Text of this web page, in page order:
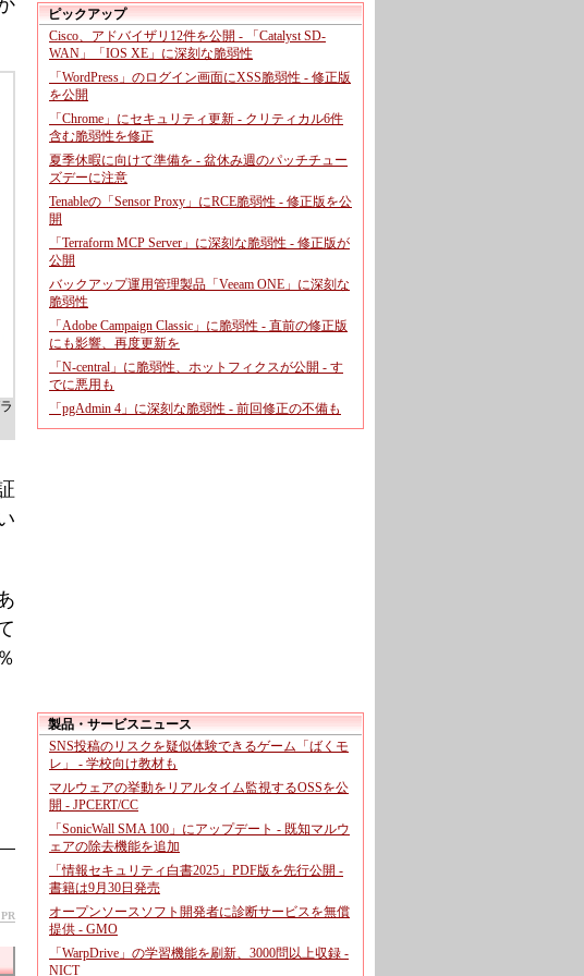
PR
ピックアップ
Cisco、アドバイザリ12件を公開 - 「Catalyst SD-
WAN」「IOS XE」に深刻な脆弱性
「WordPress」のログイン画面にXSS脆弱性 - 修正版
を公開
「Chrome」にセキュリティ更新 - クリティカル6件
含む脆弱性を修正
夏季休暇に向けて準備を - 盆休み週のパッチチュー
ズデーに注意
Tenableの「Sensor Proxy」にRCE脆弱性 - 修正版を公
開
「Terraform MCP Server」に深刻な脆弱性 - 修正版が
公開
バックアップ運用管理製品「Veeam ONE」に深刻な
脆弱性
「Adobe Campaign Classic」に脆弱性 - 直前の修正版
にも影響、再度更新を
「N-central」に脆弱性、ホットフィクスが公開 - す
でに悪用も
「pgAdmin 4」に深刻な脆弱性 - 前回修正の不備も
製品・サービスニュース
SNS投稿のリスクを疑似体験できるゲーム「ばくモ
レ」 - 学校向け教材も
マルウェアの挙動をリアルタイム監視するOSSを公
開 - JPCERT/CC
「SonicWall SMA 100」にアップデート - 既知マルウ
ェアの除去機能を追加
「情報セキュリティ白書2025」PDF版を先行公開 -
書籍は9月30日発売
オープンソースソフト開発者に診断サービスを無償
提供 - GMO
「WarpDrive」の学習機能を刷新、3000問以上収録 -
NICT